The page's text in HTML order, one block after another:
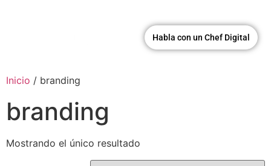
Habla con un Chef Digital
Inicio / branding
branding
Mostrando el único resultado